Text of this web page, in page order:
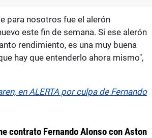
para nosotros fue el alerón
este fin de semana. Si ese alerón
rendimiento, es una muy buena
hay que entenderlo ahora mismo",
en ALERTA por culpa de Fernando
contrato Fernando Alonso con Aston